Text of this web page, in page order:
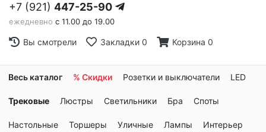
+7 (921) 447-25-90
ежедневно с 11.00 до 19.00
Вы смотрели Закладки 0 Корзина 0
Весь каталог % Скидки Розетки и выключатели LED
Трековые Люстры Светильники Бра Споты
Настольные Торшеры Уличные Лампы Интерьер